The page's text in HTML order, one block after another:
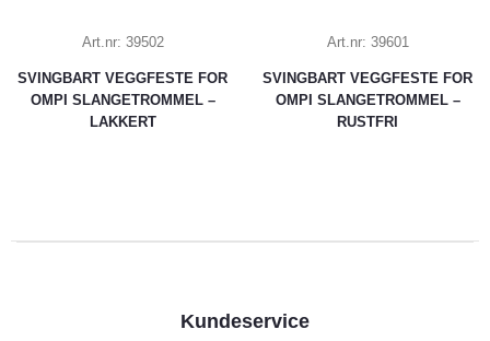
Art.nr: 39502
SVINGBART VEGGFESTE FOR
OMPI SLANGETROMMEL –
LAKKERT
Art.nr: 39601
SVINGBART VEGGFESTE FOR
OMPI SLANGETROMMEL –
RUSTFRI
Kundeservice